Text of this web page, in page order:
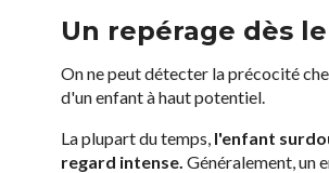
Un repérage dès
On ne peut détecter la précocité
d'un enfant à haut potentiel.
La plupart du temps, l'enfant
regard intense. Généralement, un